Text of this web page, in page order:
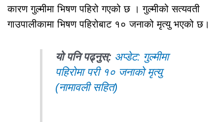
कारण गुल्मीमा भिषण पहिरो गएको छ । गुल्मीको सत्यवती
गाउपालीकामा भिषण पहिरोबाट १० जनाको मृत्यु भएको छ।
यो पनि पढ्नुस्: अप्डेट: गुल्मीमा
पहिरोमा परी १० जनाको मृत्यु
(नामावली सहित)